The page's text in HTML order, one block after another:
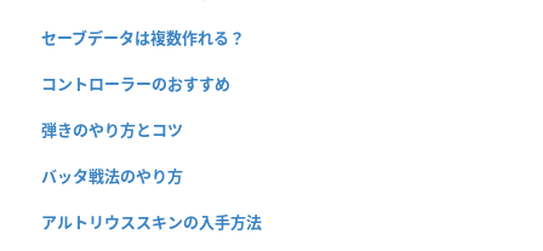
セーブデータは複数作れる？
コントローラーのおすすめ
弾きのやり方とコツ
バッタ戦法のやり方
アルトリウススキンの入手方法